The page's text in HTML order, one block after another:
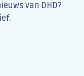
van DHD?